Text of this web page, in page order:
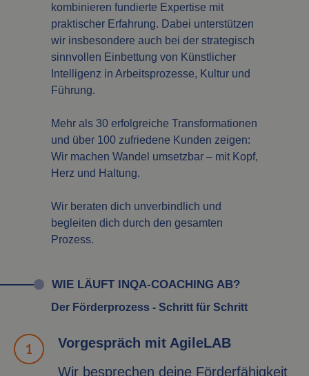
kombinieren fundierte Expertise mit
praktischer Erfahrung. Dabei unterstützen
wir insbesondere auch bei der strategisch
sinnvollen Einbettung von Künstlicher
Intelligenz in Arbeitsprozesse, Kultur und
Führung.
Mehr als 30 erfolgreiche Transformationen
und über 100 zufriedene Kunden zeigen:
Wir machen Wandel umsetzbar – mit Kopf,
Herz und Haltung.
Wir beraten dich unverbindlich und
begleiten dich durch den gesamten
Prozess.
WIE LÄUFT INQA-COACHING AB?
Der Förderprozess - Schritt für Schritt
Vorgespräch mit AgileLAB
Wir besprechen deine Förderfähigkeit